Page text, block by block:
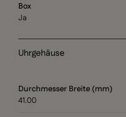
Box
Ja
Uhrgehäuse
Durchmesser Breite (mm)
41.00